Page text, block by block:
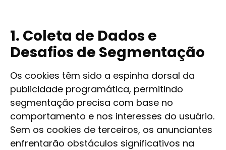
1. Coleta de Dados e
Desafios de Segmentação
Os cookies têm sido a espinha dorsal da
publicidade programática, permitindo
segmentação precisa com base no
comportamento e nos interesses do usuário.
Sem os cookies de terceiros, os anunciantes
enfrentarão obstáculos significativos na